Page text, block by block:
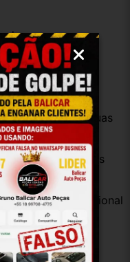
da compra
do Brasil
veículo. Tire suas
igual à das
por profissional